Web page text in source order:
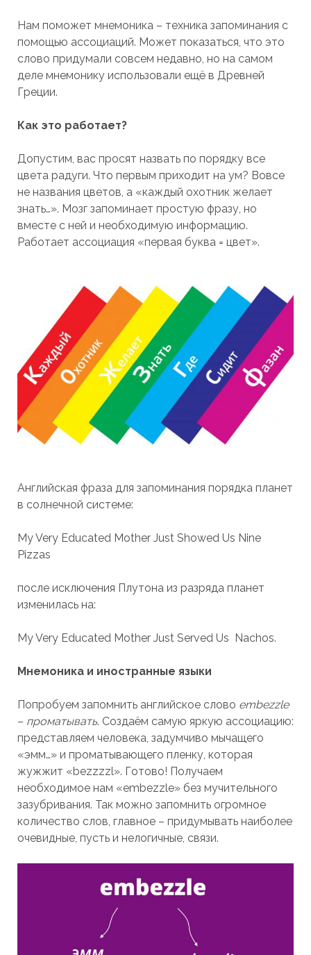
Нам поможет мнемоника – техника запоминания с
помощью ассоциаций. Может показаться, что это
слово придумали совсем недавно, но на самом
деле мнемонику использовали ещё в Древней
Греции.
Как это работает?
Допустим, вас просят назвать по порядку все
цвета радуги. Что первым приходит на ум? Вовсе
не названия цветов, а «каждый охотник желает
знать…». Мозг запоминает простую фразу, но
вместе с ней и необходимую информацию.
Работает ассоциация «первая буква = цвет».
Английская фраза для запоминания порядка планет
в солнечной системе:
My Very Educated Mother Just Showed Us Nine
Pizzas
после исключения Плутона из разряда планет
изменилась на:
My Very Educated Mother Just Served Us Nachos.
Мнемоника и иностранные языки
Попробуем запомнить английское слово embezzle
– проматывать. Создаём самую яркую ассоциацию:
представляем человека, задумчиво мычащего
«эмм…» и проматывающего пленку, которая
жужжит «bezzzzl». Готово! Получаем
необходимое нам «embezzle» без мучительного
зазубривания. Так можно запомнить огромное
количество слов, главное – придумывать наиболее
очевидные, пусть и нелогичные, связи.